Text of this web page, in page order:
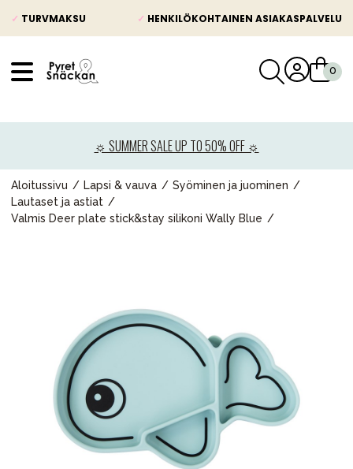
✓ TURVMAKSU ✓ HENKILÖKOHTAINEN ASIAKASPALVELU
☼ SUMMER SALE UP TO 50% OFF ☼
Aloitussivu Lapsi & vauva
Syöminen ja juominen
Lautaset ja astiat
Valmis Deer plate stick&stay silikoni Wally Blue
Lastenvaunut
Lasten turvaistuimet
Vauvan paketti
Huonekalut & vuodevaatteet
Tarvikkeet
Kampanjat
Lahjavinkkejä